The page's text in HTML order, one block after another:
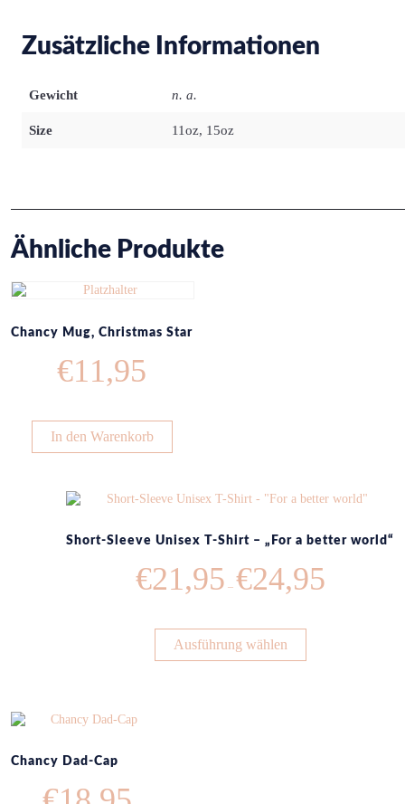
Zusätzliche Informationen
Gewicht n. a.
Size 11oz, 15oz
Ähnliche Produkte
Chancy Mug, Christmas Star
€11,95
In den Warenkorb
Short-Sleeve Unisex T-Shirt – „For a better world“
€21,95 – €24,95
Ausführung wählen
Chancy Dad-Cap